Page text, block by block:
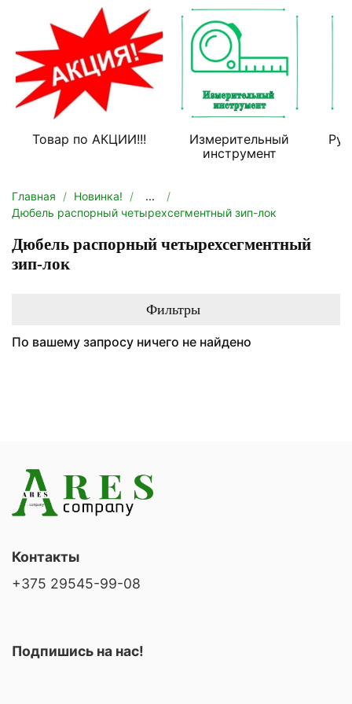
Товар по АКЦИИ!!!
Измерительный
инструмент
Главная Новинка!
...
Дюбель распорный четырехсегментный зип-лок
Дюбель распорный четырехсегментный
зип-лок
Фильтры
По вашему запросу ничего не найдено
Контакты
+375 29545-99-08
Подпишись на нас!